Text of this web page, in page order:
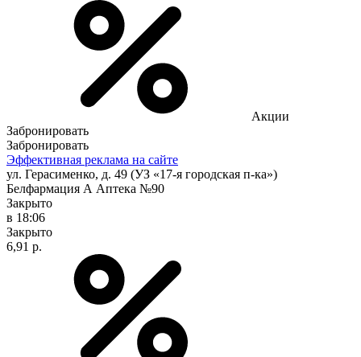
Акции
Забронировать
Забронировать
Эффективная реклама на сайте
ул. Герасименко, д. 49 (УЗ «17-я городская п-ка»)
Белфармация А Аптека №90
Закрыто
в 18:06
Закрыто
6,91 р.